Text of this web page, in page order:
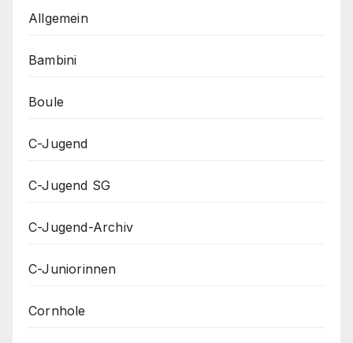
Allgemein
Bambini
Boule
C-Jugend
C-Jugend SG
C-Jugend-Archiv
C-Juniorinnen
Cornhole